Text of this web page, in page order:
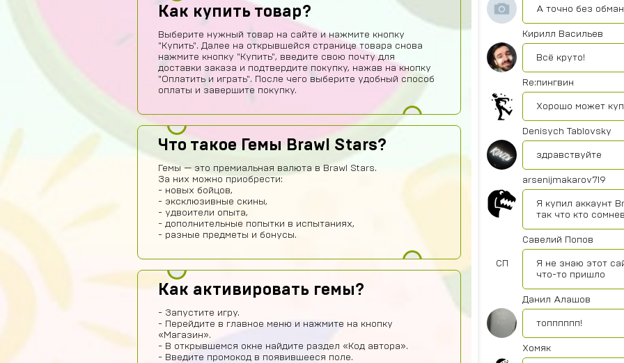
Как купить товар?
Выберите нужный товар на сайте и нажмите кнопку
"Купить". Далее на открывшейся странице товара снова
нажмите кнопку "Купить", введите свою почту для
доставки заказа и подтвердите покупку, нажав на кнопку
"Оплатить и играть". После чего выберите удобный способ
оплаты и завершите покупку.
Что такое Гемы Brawl Stars?
Гемы — это премиальная валюта в Brawl Stars.
За них можно приобрести:
- новых бойцов,
- эксклюзивные скины,
- удвоители опыта,
- дополнительные попытки в испытаниях,
- разные предметы и бонусы.
Как активировать гемы?
- Запустите игру.
- Перейдите в главное меню и нажмите на кнопку
«Магазин».
- В открывшемся окне найдите раздел «Код автора».
- Введите промокод в появившееся поле.
А точно без
Кирилл Васильев
Всё круто!
Re:пингвин
Хорошо может
Denisych Tablovsky
здравствуйте
arsenijmakarov719
Я купил аккаунт
так что кто
СП
Савелий Попов
Я не знаю этот
что-то пришло
Данил Алашов
топппппп!
Хомяк